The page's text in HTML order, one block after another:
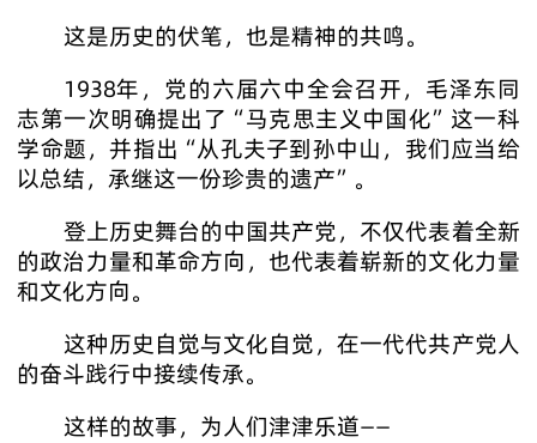
这是历史的伏笔，也是精神的共鸣。
1938年，党的六届六中全会召开，毛泽东同
志第一次明确提出了“马克思主义中国化”这一科
学命题，并指出“从孔夫子到孙中山，我们应当给
以总结，承继这一份珍贵的遗产”。
登上历史舞台的中国共产党，不仅代表着全新
的政治力量和革命方向，也代表着崭新的文化力量
和文化方向。
这种历史自觉与文化自觉，在一代代共产党人
的奋斗践行中接续传承。
这样的故事，为人们津津乐道——